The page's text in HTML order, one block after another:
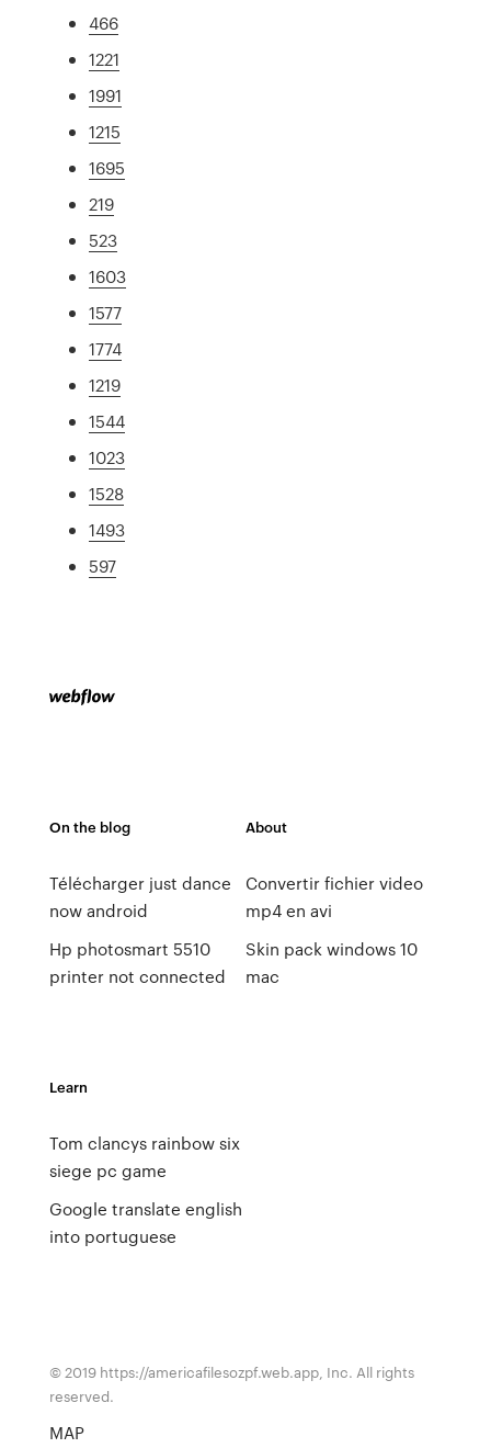
466
1221
1991
1215
1695
219
523
1603
1577
1774
1219
1544
1023
1528
1493
597
On the blog
Télécharger just dance
now android
Hp photosmart 5510
printer not connected
About
Convertir fichier video
mp4 en avi
Skin pack windows 10
mac
Learn
Tom clancys rainbow six
siege pc game
Google translate english
into portuguese
© 2019 https://americafilesozpf.web.app, Inc. All rights
reserved.
MAP